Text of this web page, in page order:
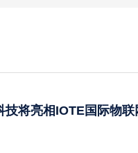
将亮相IOTE国际物联